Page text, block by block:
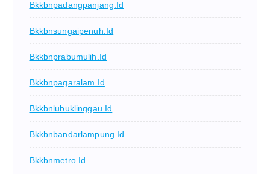
Bkkbnpadangpanjang.id
Bkkbnsungaipenuh.id
Bkkbnprabumulih.id
Bkkbnpagaralam.id
Bkkbnlubuklinggau.id
Bkkbnbandarlampung.id
Bkkbnmetro.id